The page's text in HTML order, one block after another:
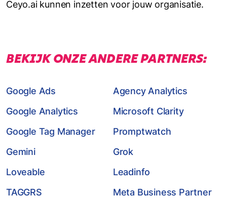
Ceyo.ai kunnen inzetten voor jouw organisatie.
BEKIJK ONZE ANDERE PARTNERS:
Google Ads
Agency Analytics
Google Analytics
Microsoft Clarity
Google Tag Manager
Promptwatch
Gemini
Grok
Loveable
Leadinfo
TAGGRS
Meta Business Partner